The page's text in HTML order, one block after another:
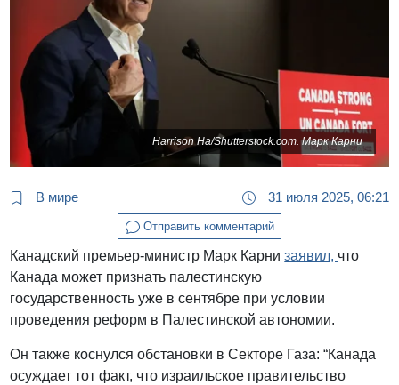
Harrison Ha/Shutterstock.com. Марк Карни
В мире 31 июля 2025, 06:21
Отправить комментарий
Канадский премьер-министр Марк Карнизаявил, что
Канада может признать палестинскую
государственность уже в сентябре при условии
проведения реформ в Палестинской автономии.
Он также коснулся обстановки в Секторе Газа: “Канада
осуждает тот факт, что израильское правительство